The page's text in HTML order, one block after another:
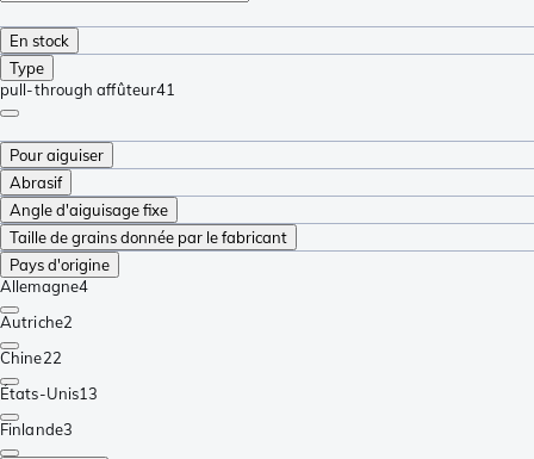
En stock
Type
pull-through affûteur41
Pour aiguiser
Abrasif
Angle d'aiguisage fixe
Taille de grains donnée par le fabricant
Pays d'origine
Allemagne4
Autriche2
Chine22
États-Unis13
Finlande3